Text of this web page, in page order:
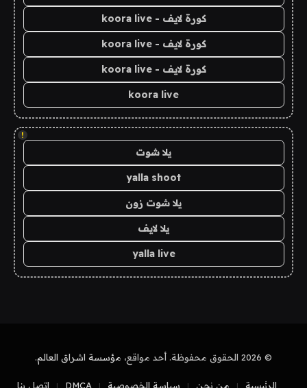
كورة لايف - koora live
كورة لايف - koora live
كورة لايف - koora live
koora live
!
يلا شوت
yalla shoot
يلا شوت زون
يلا لايف
yalla live
© 2026 الحقوق محفوظة. أحد مواقع، مؤسسة اشراق العالم.
الرئيسية من نحن سياسة الخصوصية DMCA اتصل بنا